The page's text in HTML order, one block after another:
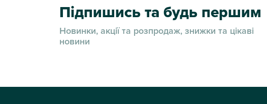
Підпишись та будь першим
Новинки, акції та розпродаж, знижки та цікаві
новини